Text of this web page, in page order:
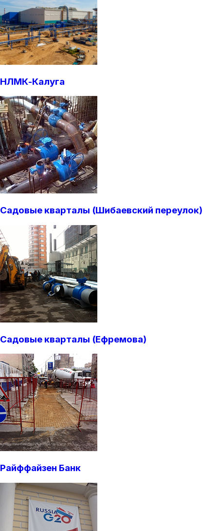
НЛМК-Калуга
Садовые кварталы (Шибаевский переулок)
Садовые кварталы (Ефремова)
Райффайзен Банк